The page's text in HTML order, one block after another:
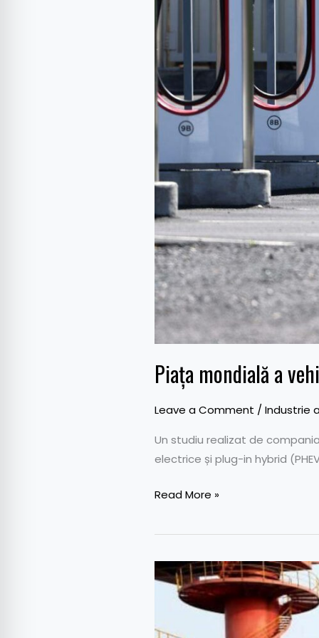
Piața mondială a
Leave a Comment / Industrie
Un studiu realizat de
electrice și plug-in hybrid
Read More »
Taxele
suplimentare
europene
au